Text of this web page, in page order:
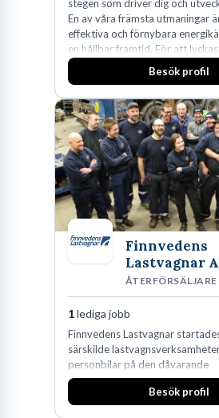
stegen som driver dig och
En av våra främsta utmaningar
effektiva och förnybara
en hållbar framtid. För att
fler medarbetare som vill göra
Besök profil
Finnvedens
Lastvagnar
ÅTERFÖRSÄLJARE
1lediga jobb
Finnvedens Lastvagnar
särskilde
personbilar på den dåvarande
huvudanläggningen i Värnamo.
man expanderat kraftigt genom
Besök profil